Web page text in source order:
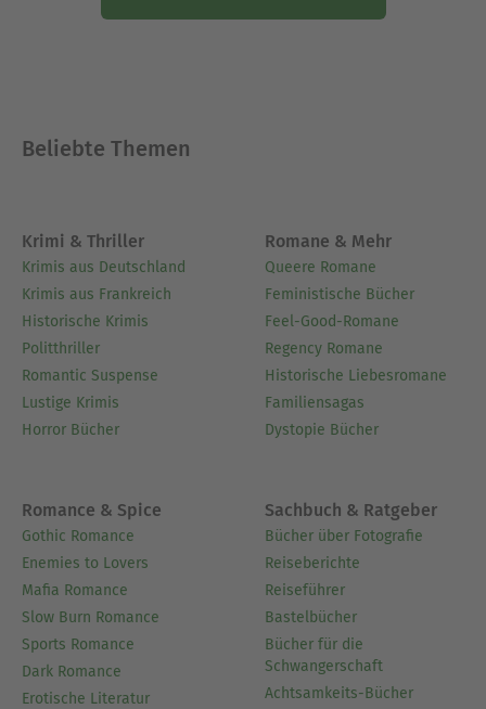
Beliebte Themen
Krimi & Thriller
Krimis aus Deutschland
Krimis aus Frankreich
Historische Krimis
Politthriller
Romantic Suspense
Lustige Krimis
Horror Bücher
Romane & Mehr
Queere Romane
Feministische Bücher
Feel-Good-Romane
Regency Romane
Historische Liebesromane
Familiensagas
Dystopie Bücher
Romance & Spice
Gothic Romance
Enemies to Lovers
Mafia Romance
Slow Burn Romance
Sports Romance
Dark Romance
Erotische Literatur
Sachbuch & Ratgeber
Bücher über Fotografie
Reiseberichte
Reiseführer
Bastelbücher
Bücher für die
Schwangerschaft
Achtsamkeits-Bücher